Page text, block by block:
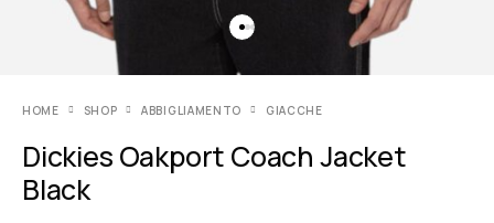
HOME SHOP ABBIGLIAMENTO GIACCHE
Dickies Oakport Coach Jacket
Black